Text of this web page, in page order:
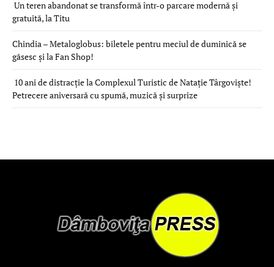
Un teren abandonat se transformă într-o parcare modernă și
gratuită, la Titu
Chindia – Metaloglobus: biletele pentru meciul de duminică se
găsesc și la Fan Shop!
10 ani de distracție la Complexul Turistic de Natație Târgoviște!
Petrecere aniversară cu spumă, muzică și surprize